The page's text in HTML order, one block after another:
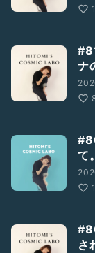
ナ
て。
さ